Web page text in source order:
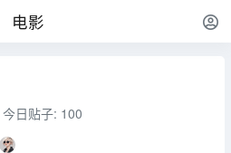
电影
今日贴子: 100